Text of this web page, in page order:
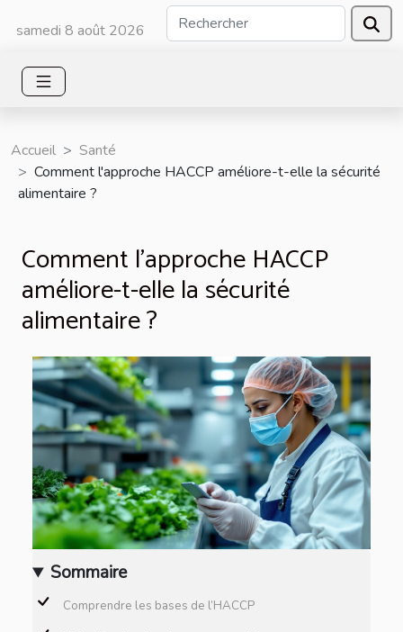
samedi 8 août 2026
Accueil
Santé
Comment l'approche HACCP améliore-t-elle la sécurité
alimentaire ?
Comment l'approche HACCP
améliore-t-elle la sécurité
alimentaire ?
Sommaire
Comprendre les bases de l’HACCP